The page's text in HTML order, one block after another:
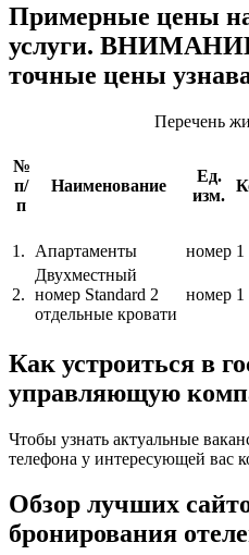
Примерные цены
услуги.
точные цены
Перечень
№
п/
п
Наименование
Ед.
изм.
1. Апартаменты номер 1
2.
Двухместный
номер Standard 2
отдельные кровати
номер 1
Как устроиться в
управляющую
Чтобы узнать актуальные
телефона у интересующей вас
Обзор лучших
бронирования